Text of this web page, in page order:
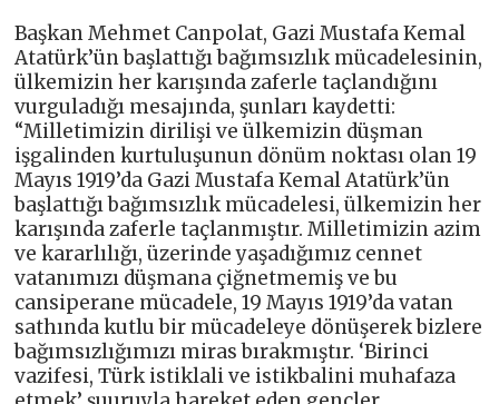
Başkan Mehmet Canpolat, Gazi Mustafa Kemal
Atatürk’ün başlattığı bağımsızlık mücadelesinin,
ülkemizin her karışında zaferle taçlandığını
vurguladığı mesajında, şunları kaydetti:
“Milletimizin dirilişi ve ülkemizin düşman
işgalinden kurtuluşunun dönüm noktası olan 19
Mayıs 1919’da Gazi Mustafa Kemal Atatürk’ün
başlattığı bağımsızlık mücadelesi, ülkemizin her
karışında zaferle taçlanmıştır. Milletimizin azim
ve kararlılığı, üzerinde yaşadığımız cennet
vatanımızı düşmana çiğnetmemiş ve bu
cansiperane mücadele, 19 Mayıs 1919’da vatan
sathında kutlu bir mücadeleye dönüşerek bizlere
bağımsızlığımızı miras bırakmıştır. ‘Birinci
vazifesi, Türk istiklali ve istikbalini muhafaza